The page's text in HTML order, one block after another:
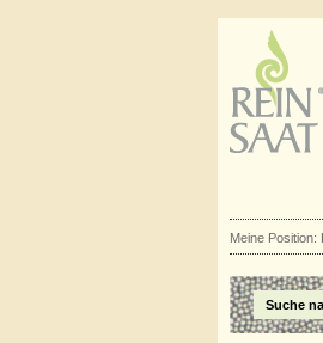
Meine Position:
Suche